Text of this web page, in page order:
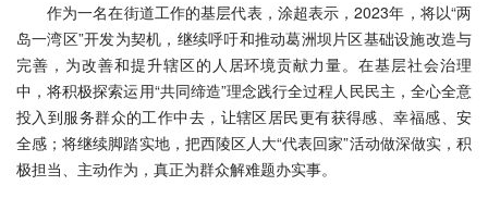
作为一名在街道工作的基层代表，涂超表示，2023年，将以“两
岛一湾区”开发为契机，继续呼吁和推动葛洲坝片区基础设施改造与
完善，为改善和提升辖区的人居环境贡献力量。在基层社会治理
中，将积极探索运用“共同缔造”理念践行全过程人民民主，全心全意
投入到服务群众的工作中去，让辖区居民更有获得感、幸福感、安
全感；将继续脚踏实地，把西陵区人大“代表回家”活动做深做实，积
极担当、主动作为，真正为群众解难题办实事。